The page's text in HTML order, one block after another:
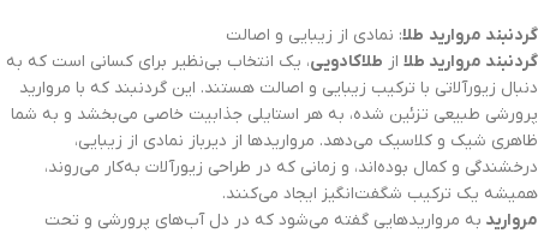
گردنبند مروارید طلا: نمادی از زیبایی و اصالت
گردنبند مروارید طلا از طلاکادویی، یک انتخاب بی‌نظیر برای کسانی است که به
دنبال زیورآلاتی با ترکیب زیبایی و اصالت هستند. این گردنبند که با مروارید
پرورشی طبیعی تزئین شده، به هر استایلی جذابیت خاصی می‌بخشد و به شما
ظاهری شیک و کلاسیک می‌دهد. مرواریدها از دیرباز نمادی از زیبایی،
درخشندگی و کمال بوده‌اند، و زمانی که در طراحی زیورآلات به‌کار می‌روند،
همیشه یک ترکیب شگفت‌انگیز ایجاد می‌کنند.
مروارید به مرواریدهایی گفته می‌شود که در دل آب‌های پرورشی و تحت